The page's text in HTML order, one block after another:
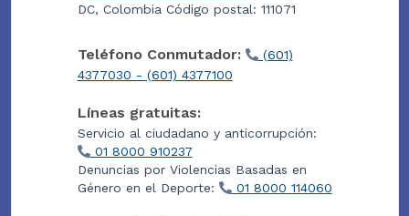
DC, Colombia Código postal: 111071
Teléfono Conmutador:
(601)
4377030 - (601) 4377100
Líneas gratuitas:
Servicio al ciudadano y anticorrupción:
01 8000 910237
Denuncias por Violencias Basadas en
Género en el Deporte:
01 8000 114060